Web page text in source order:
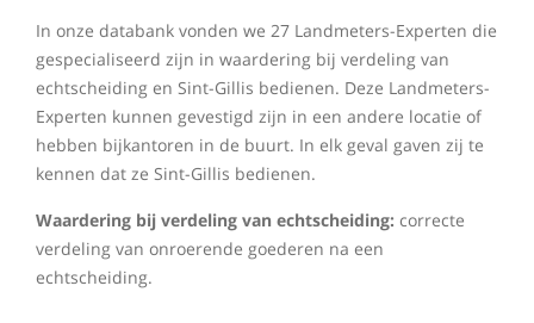
In onze databank vonden we 27 Landmeters-Experten die
gespecialiseerd zijn in waardering bij verdeling van
echtscheiding en Sint-Gillis bedienen. Deze Landmeters-
Experten kunnen gevestigd zijn in een andere locatie of
hebben bijkantoren in de buurt. In elk geval gaven zij te
kennen dat ze Sint-Gillis bedienen.
Waardering bij verdeling van echtscheiding: correcte
verdeling van onroerende goederen na een
echtscheiding.